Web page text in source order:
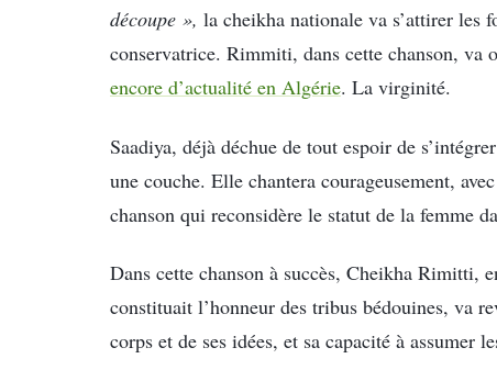
découpe », la cheikha nationale va s’attirer les
conservatrice. Rimmiti, dans cette chanson, va
encore d’actualité en Algérie. La virginité.
Saadiya, déjà déchue de tout espoir de
une couche. Elle chantera courageusement,
chanson qui reconsidère le statut de la femme
Dans cette chanson à succès, Cheikha Rimitti,
constituait l’honneur des tribus bédouines, va
corps et de ses idées, et sa capacité à assumer